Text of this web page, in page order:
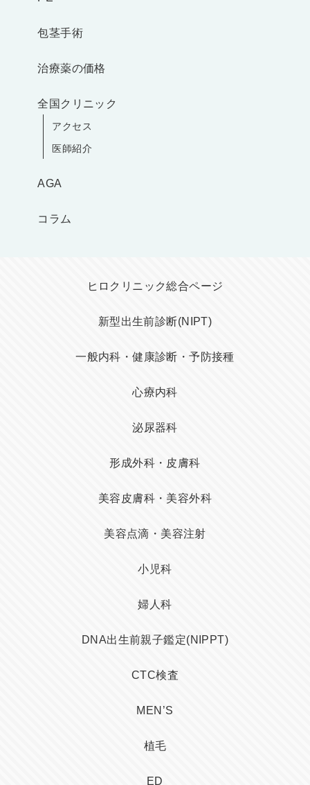
包茎手術
治療薬の価格
全国クリニック
アクセス
医師紹介
AGA
コラム
ヒロクリニック総合ページ
新型出生前診断(NIPT)
一般内科・健康診断・予防接種
心療内科
泌尿器科
形成外科・皮膚科
美容皮膚科・美容外科
美容点滴・美容注射
小児科
婦人科
DNA出生前親子鑑定(NIPPT)
CTC検査
MEN’S
植毛
ED